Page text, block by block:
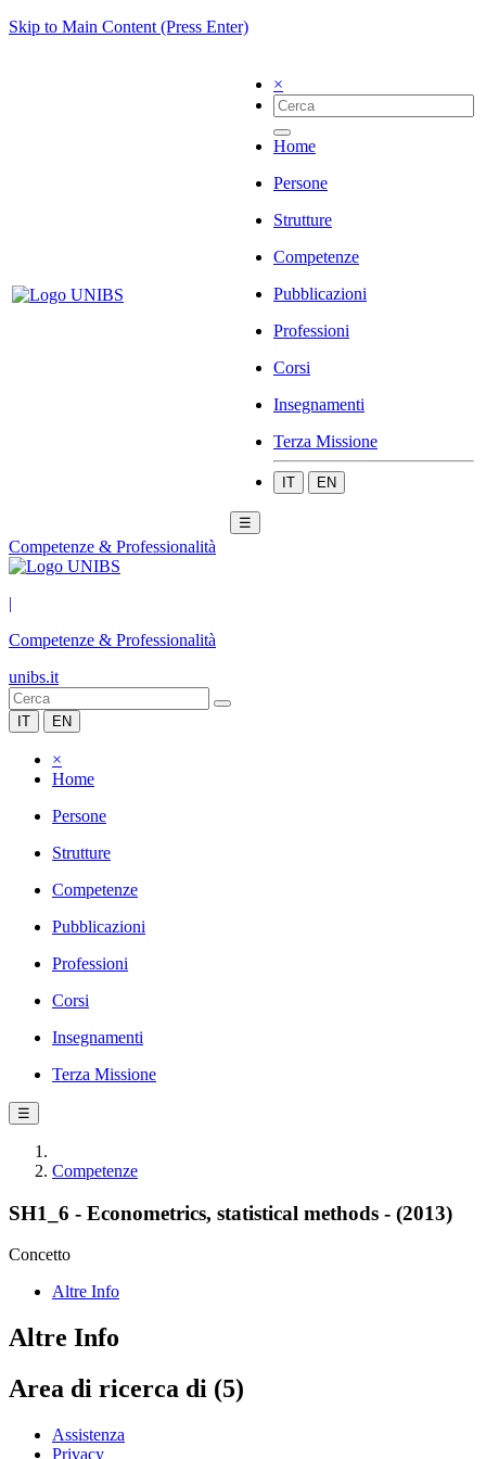
Skip to Main Content (Press Enter)
×
Home
Persone
Strutture
Competenze
Pubblicazioni
Professioni
Corsi
Insegnamenti
Terza Missione
IT EN
☰
Competenze & Professionalità
|
Competenze & Professionalità
unibs.it
IT EN
×
Home
Persone
Strutture
Competenze
Pubblicazioni
Professioni
Corsi
Insegnamenti
Terza Missione
☰
Competenze
SH1_6 - Econometrics, statistical methods - (2013)
Concetto
Altre Info
Altre Info
Area di ricerca di (5)
Assistenza
Privacy